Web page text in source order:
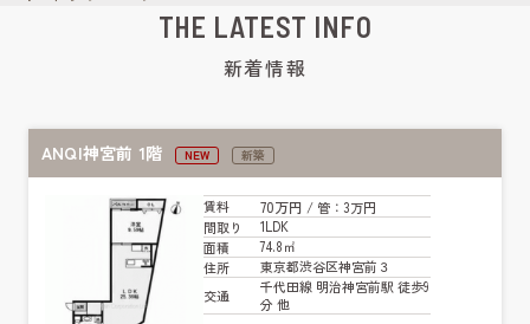
THE LATEST INFO
新着情報
ANQI神宮前 1階 NEW 新築
賃料 70万円 / 管：3万円
間取り
1LDK
面積
74.8㎡
住所
東京都渋谷区神宮前３
交通
千代田線 明治神宮前駅 徒歩9
分 他